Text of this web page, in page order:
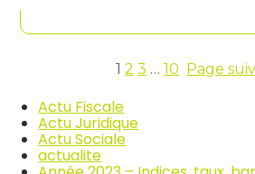
m
e
i
e
r
1 2 3 … 10 Page
Actu Fiscale
Actu Juridique
Actu Sociale
actualite